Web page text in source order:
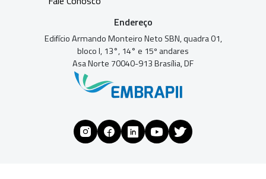
Endereço
Edifício Armando Monteiro Neto SBN, quadra 01,
bloco I, 13°, 14° e 15º andares
Asa Norte 70040-913 Brasília, DF